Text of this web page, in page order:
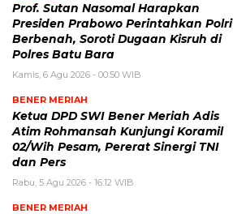
Prof. Sutan Nasomal Harapkan
Presiden Prabowo Perintahkan Polri
Berbenah, Soroti Dugaan Kisruh di
Polres Batu Bara
Kamis, 6 Agu 2026 - 00:50 WIB
BENER MERIAH
Ketua DPD SWI Bener Meriah Adis
Atim Rohmansah Kunjungi Koramil
02/Wih Pesam, Pererat Sinergi TNI
dan Pers
Rabu, 5 Agu 2026 - 16:12 WIB
BENER MERIAH